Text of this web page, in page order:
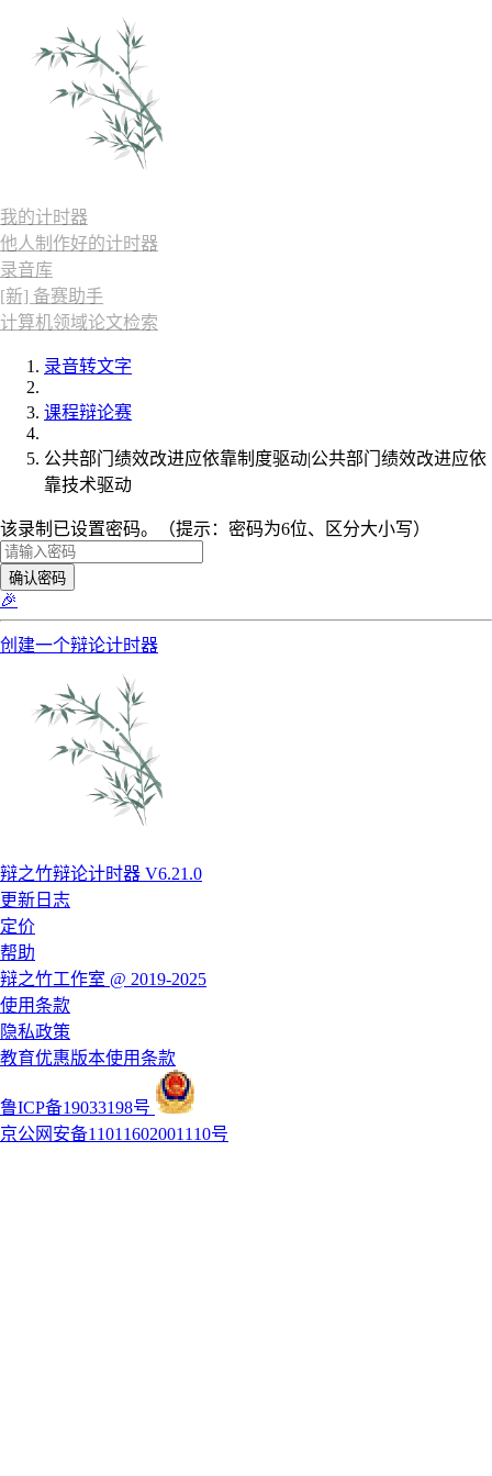
我的计时器
他人制作好的计时器
录音库
[新] 备赛助手
计算机领域论文检索
录音转文字
课程辩论赛
公共部门绩效改进应依靠制度驱动|公共部门绩效改进应依
靠技术驱动
该录制已设置密码。（提示：密码为6位、区分大小写）
确认密码
🎉
创建一个辩论计时器
辩之竹辩论计时器 V6.21.0
更新日志
定价
帮助
辩之竹工作室 @ 2019-2025
使用条款
隐私政策
教育优惠版本使用条款
鲁ICP备19033198号
京公网安备11011602001110号